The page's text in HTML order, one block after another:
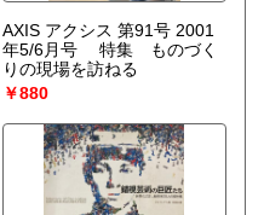
AXIS アクシス 第91号 2001
年5/6月号 特集 ものづく
りの現場を訪ねる
￥880